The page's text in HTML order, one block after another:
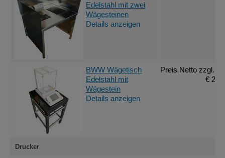
Edelstahl mit zwei
Wägesteinen
Details anzeigen
BWW Wägetisch
Edelstahl mit
Wägestein
Details anzeigen
Preis Netto zzgl.
€
Drucker